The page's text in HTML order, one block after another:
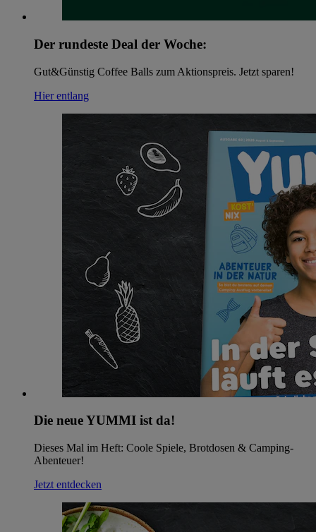
Der rundeste Deal der Woche:
Gut&Günstig Coffee Balls zum Aktionspreis. Jetzt sparen!
Hier entlang
Die neue YUMMI ist da!
Dieses Mal im Heft: Coole Spiele, Brotdosen & Camping-
Abenteuer!
Jetzt entdecken